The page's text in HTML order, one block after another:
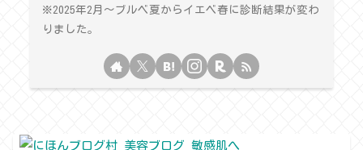
※2025年2月〜ブルベ夏からイエベ春に診断結果が変わ
りました。